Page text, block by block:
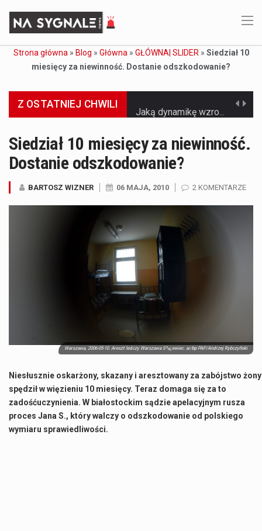
Strona główna » Blog » Główna » GŁÓWNA| SLIDER » Siedział 10
miesięcy za niewinność. Dostanie odszkodowanie?
Z OSTATNIEJ CHWILI
Co to jest cyberbezpieczeństwo w sieci? Cyberbezpieczeństwo w Internecie stanowi istotny element ochrony systemów informacyjnych. Jego zasadniczym celem jest zabezpieczenie przed różnorodnymi cyberzagrożeniami oraz ryzykiem,…
Czym jest Organizacja Traktatu Północnoatlantyckiego? Organizacja Traktatu Północnoatlantyckiego, powszechnie znana jako NATO, to międzynarodowy sojusz polityczno-wojskowy, który powstał 4 kwietnia 1949 roku. Został założony przez…
Siedział 10 miesięcy za niewinność.
Dostanie odszkodowanie?
BARTOSZ WIZNER 06 MAJA, 2010 2 KOMENTARZE
Warszawa, 2006-05-10. Areszt ledczy Warszawa S³u¿ewiec. ar/bp PAP/Andrzej Rybczyñski
Niesłusznie oskarżony, skazany i aresztowany za zabójstwo żony
spędził w więzieniu 10 miesięcy. Teraz domaga się za to
zadośćuczynienia. W białostockim sądzie apelacyjnym rusza
proces Jana S., który walczy o odszkodowanie od polskiego
wymiaru sprawiedliwości.